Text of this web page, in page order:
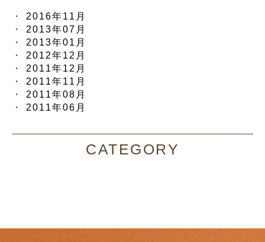
2016年11月
2013年07月
2013年01月
2012年12月
2011年12月
2011年11月
2011年08月
2011年06月
CATEGORY